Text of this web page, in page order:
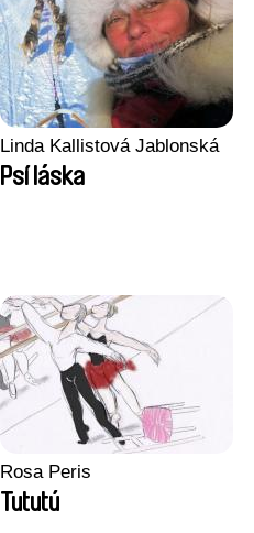
Linda Kallistová Jablonská
Psí láska
Rosa Peris
Tututú